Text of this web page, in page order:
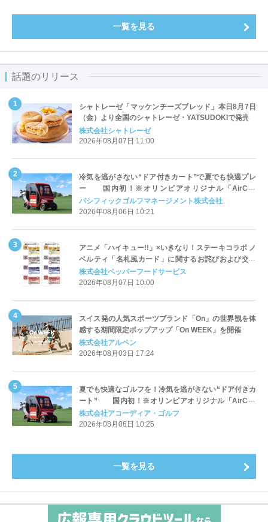
一覧を見る
話題のリリース
シャトレーゼ「マッケンチーズブレッド」本日8月7日
（金）より全国のシャトレーゼ・YATSUDOKIで発売
株式会社シャトレーゼ
2026年08月07日 11:00
冷気を逃がさない“ドア付きカート”で夏でも快適プレ
ー 国内初！※オリンピアオリジナル「AirCon
Cart（エアコンカート）」導入 | ＰＧＭ
パシフィックゴルフマネージメント株式会社
2026年08月06日 10:21
アニメ「ハイキュー!!」×いきなり！ステーキコラボ ノ
ベルティ「名札風カード」に関するお詫びおよび交換
対応についてのご案内
株式会社ペッパーフードサービス
2026年08月07日 10:00
スイス発の人気スポーツブランド「On」の世界観を体
感する期間限定ポップアップ「On WEEK」を開催
株式会社アルペン
2026年08月03日 17:24
夏でも快適なゴルフを！冷気を逃がさない“ドア付きカ
ート” 国内初！※オリンピアオリジナル「AirCon
Cart（エアコンカート）」導入 | アコーディア・ゴ
ルフ
株式会社アコーディア・ゴルフ
2026年08月06日 10:25
一覧を見る